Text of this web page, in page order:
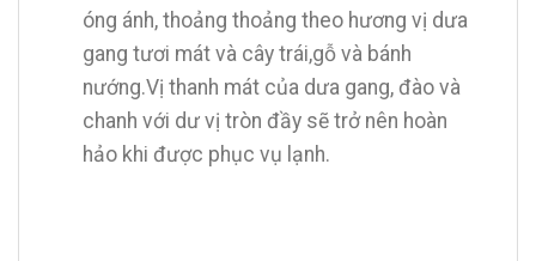
óng ánh, thoảng thoảng theo hương vị dưa
gang tươi mát và cây trái,gỗ và bánh
nướng.Vị thanh mát của dưa gang, đào và
chanh với dư vị tròn đầy sẽ trở nên hoàn
hảo khi được phục vụ lạnh.